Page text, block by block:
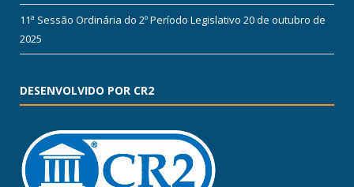
11ª Sessão Ordinária do 2º Período Legislativo 20 de outubro de
2025
DESENVOLVIDO POR CR2